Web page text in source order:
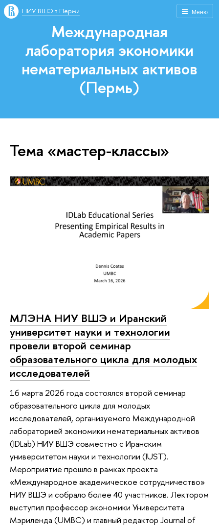
Меню
НИУ ВШЭ в Перми
Международная
лаборатория экономики
нематериальных активов
(Пермь)
Тема «мастер-классы»
МЛЭНА НИУ ВШЭ и Иранский
университет науки и технологии
провели второй семинар
образовательного цикла для молодых
исследователей
16 марта 2026 года состоялся второй семинар
образовательного цикла для молодых
исследователей, организуемого Международной
лабораторией экономики нематериальных активов
(IDLab) НИУ ВШЭ совместно с Иранским
университетом науки и технологии (IUST).
Мероприятие прошло в рамках проекта
«Международное академическое сотрудничество»
НИУ ВШЭ и собрало более 40 участников. Лектором
выступил профессор экономики Университета
Мэриленда (UMBC) и главный редактор Journal of